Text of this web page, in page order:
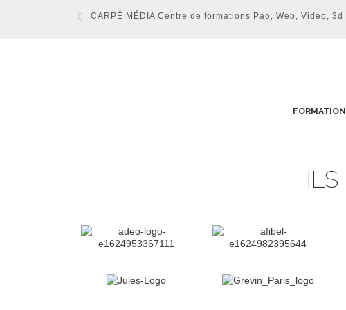
CARPÉ MÉDIA Centre de formations Pao, Web, Vidéo,